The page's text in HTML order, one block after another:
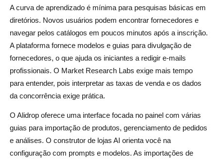
A curva de aprendizado é mínima para pesquisas básicas em
diretórios. Novos usuários podem encontrar fornecedores e
navegar pelos catálogos em poucos minutos após a inscrição.
A plataforma fornece modelos e guias para divulgação de
fornecedores, o que ajuda os iniciantes a redigir e-mails
profissionais. O Market Research Labs exige mais tempo
para entender, pois interpretar as taxas de venda e os dados
da concorrência exige prática.
O Alidrop oferece uma interface focada no painel com várias
guias para importação de produtos, gerenciamento de pedidos
e análises. O construtor de lojas AI orienta você na
configuração com prompts e modelos. As importações de